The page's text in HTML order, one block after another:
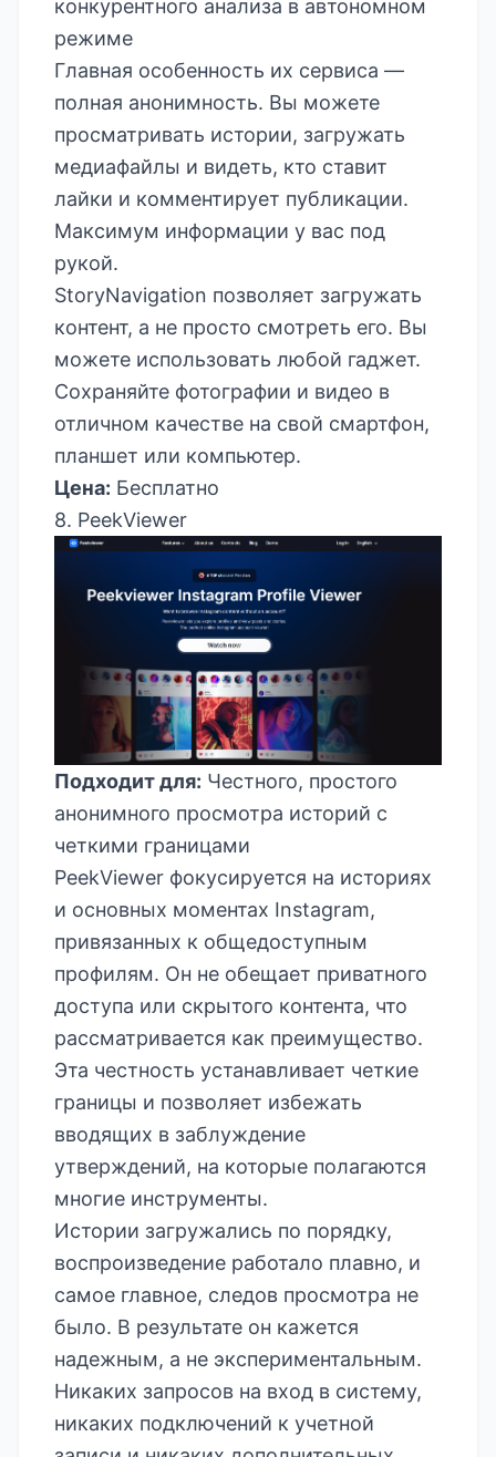
конкурентного анализа в автономном
режиме
Главная особенность их сервиса —
полная анонимность. Вы можете
просматривать истории, загружать
медиафайлы и видеть, кто ставит
лайки и комментирует публикации.
Максимум информации у вас под
рукой.
StoryNavigation позволяет загружать
контент, а не просто смотреть его. Вы
можете использовать любой гаджет.
Сохраняйте фотографии и видео в
отличном качестве на свой смартфон,
планшет или компьютер.
Цена: Бесплатно
8. PeekViewer
Подходит для: Честного, простого
анонимного просмотра историй с
четкими границами
PeekViewer фокусируется на историях
и основных моментах Instagram,
привязанных к общедоступным
профилям. Он не обещает приватного
доступа или скрытого контента, что
рассматривается как преимущество.
Эта честность устанавливает четкие
границы и позволяет избежать
вводящих в заблуждение
утверждений, на которые полагаются
многие инструменты.
Истории загружались по порядку,
воспроизведение работало плавно, и
самое главное, следов просмотра не
было. В результате он кажется
надежным, а не экспериментальным.
Никаких запросов на вход в систему,
никаких подключений к учетной